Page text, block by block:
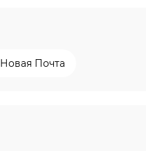
Новая Почта